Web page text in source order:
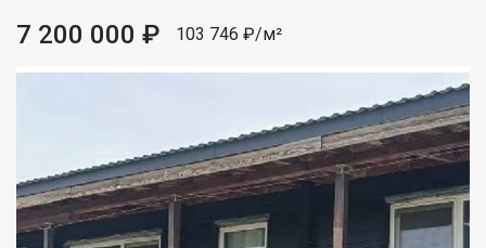
7 200 000 ₽ 103 746 ₽/м²